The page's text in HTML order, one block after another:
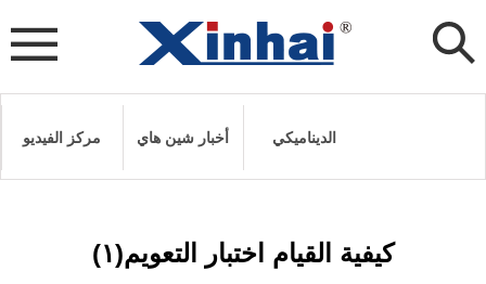
مركز الفيديو أخبار شين هاي الديناميكي
كيفية القيام اختبار التعويم(١)